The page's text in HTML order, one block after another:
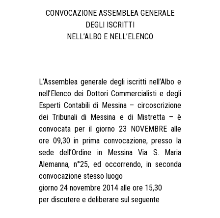
CONVOCAZIONE ASSEMBLEA GENERALE
DEGLI ISCRITTI
NELL’ALBO E NELL’ELENCO
L’Assemblea generale degli iscritti nell’Albo e
nell’Elenco dei Dottori Commercialisti e degli
Esperti Contabili di Messina – circoscrizione
dei Tribunali di Messina e di Mistretta – è
convocata per il giorno 23 NOVEMBRE alle
ore 09,30 in prima convocazione, presso la
sede dell’Ordine in Messina Via S. Maria
Alemanna, n°25, ed occorrendo, in seconda
convocazione stesso luogo
giorno 24 novembre 2014 alle ore 15,30
per discutere e deliberare sul seguente